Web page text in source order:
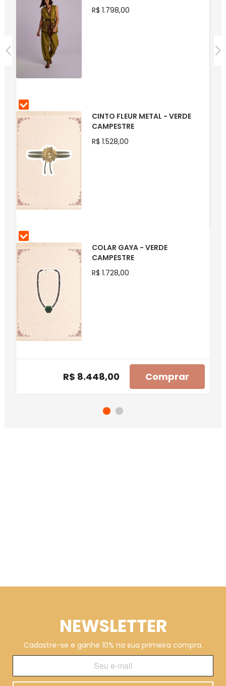
R$ 1.798,00
CINTO FLEUR METAL - VERDE
CAMPESTRE
R$ 1.528,00
COLAR GAYA - VERDE
CAMPESTRE
R$ 1.728,00
R$ 8.448,00 Comprar
NEWSLETTER
Cadastre-se e ganhe 10% na sua primeira compra.